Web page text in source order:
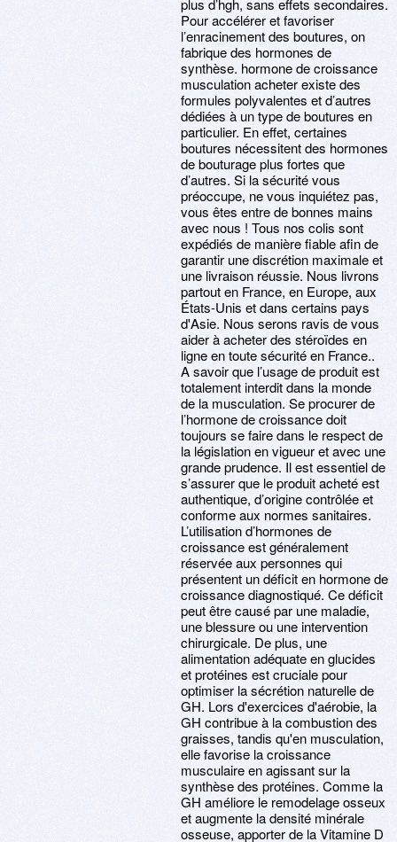
plus d’hgh, sans effets secondaires.
Pour accélérer et favoriser
l’enracinement des boutures, on
fabrique des hormones de
synthèse. hormone de croissance
musculation acheter existe des
formules polyvalentes et d’autres
dédiées à un type de boutures en
particulier. En effet, certaines
boutures nécessitent des hormones
de bouturage plus fortes que
d’autres. Si la sécurité vous
préoccupe, ne vous inquiétez pas,
vous êtes entre de bonnes mains
avec nous ! Tous nos colis sont
expédiés de manière fiable afin de
garantir une discrétion maximale et
une livraison réussie. Nous livrons
partout en France, en Europe, aux
États-Unis et dans certains pays
d'Asie. Nous serons ravis de vous
aider à acheter des stéroïdes en
ligne en toute sécurité en France..
A savoir que l’usage de produit est
totalement interdit dans la monde
de la musculation. Se procurer de
l’hormone de croissance doit
toujours se faire dans le respect de
la législation en vigueur et avec une
grande prudence. Il est essentiel de
s’assurer que le produit acheté est
authentique, d’origine contrôlée et
conforme aux normes sanitaires.
L’utilisation d’hormones de
croissance est généralement
réservée aux personnes qui
présentent un déficit en hormone de
croissance diagnostiqué. Ce déficit
peut être causé par une maladie,
une blessure ou une intervention
chirurgicale. De plus, une
alimentation adéquate en glucides
et protéines est cruciale pour
optimiser la sécrétion naturelle de
GH. Lors d'exercices d'aérobie, la
GH contribue à la combustion des
graisses, tandis qu'en musculation,
elle favorise la croissance
musculaire en agissant sur la
synthèse des protéines. Comme la
GH améliore le remodelage osseux
et augmente la densité minérale
osseuse, apporter de la Vitamine D